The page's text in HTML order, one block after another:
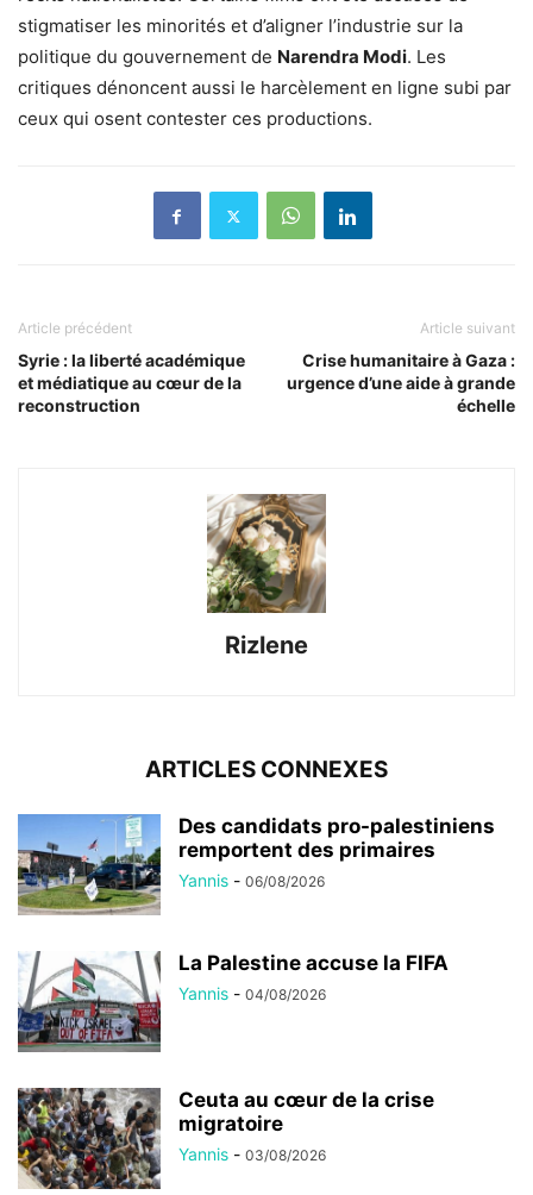
stigmatiser les minorités et d’aligner l’industrie sur la
politique du gouvernement de Narendra Modi. Les
critiques dénoncent aussi le harcèlement en ligne subi par
ceux qui osent contester ces productions.
Article précédent
Syrie : la liberté académique
et médiatique au cœur de la
reconstruction
Article suivant
Crise humanitaire à Gaza :
urgence d’une aide à grande
échelle
Rizlene
ARTICLES CONNEXES
Des candidats pro-palestiniens
remportent des primaires
Yannis - 06/08/2026
La Palestine accuse la FIFA
Yannis - 04/08/2026
Ceuta au cœur de la crise
migratoire
Yannis - 03/08/2026